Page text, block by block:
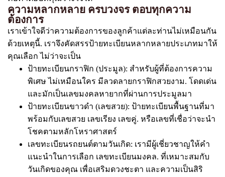
ความหลากหลาย ครบวงจร ตอบทุกความ
ต้องการ
เราเข้าใจดีว่าความต้องการของลูกค้าแต่ละท่านไม่เหมือนกัน
ด้วยเหตุนี้. เราจึงคัดสรรป้ายทะเบียนหลากหลายประเภทมาให้
คุณเลือก ไม่ว่าจะเป็น
ป้ายทะเบียนกราฟิก (ประมูล): สำหรับผู้ที่ต้องการความ
พิเศษ ไม่เหมือนใคร มีลวดลายกราฟิกสวยงาม. โดดเด่น
และมักเป็นเลขมงคลหายากที่ผ่านการประมูลมา
ป้ายทะเบียนขาวดำ (เลขสวย): ป้ายทะเบียนพื้นฐานที่มา
พร้อมกับเลขสวย เลขเรียง เลขคู่. หรือเลขที่เชื่อว่าจะนำ
โชคตามหลักโหราศาสตร์
เลขทะเบียนรถยนต์ตามวันเกิด: เรามีผู้เชี่ยวชาญให้คำ
แนะนำในการเลือก เลขทะเบียนมงคล. ที่เหมาะสมกับ
วันเกิดของคุณ เพื่อเสริมดวงชะตา และความเป็นสิริ